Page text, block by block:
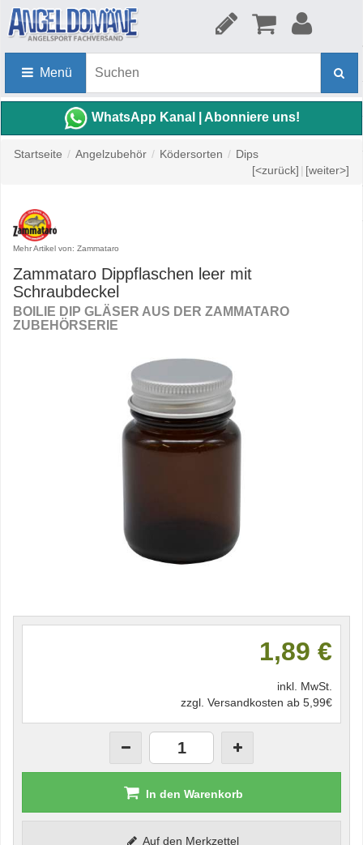
Menü
WhatsApp Kanal | Abonniere uns!
Startseite / Angelzubehör / Ködersorten / Dips
[<zurück] | [weiter>]
Mehr Artikel von: Zammataro
Zammataro Dippflaschen leer mit
Schraubdeckel
BOILIE DIP GLÄSER AUS DER ZAMMATARO
ZUBEHÖRSERIE
1,89 €
inkl. MwSt.
zzgl. Versandkosten ab 5,99€
In den Warenkorb
Auf den Merkzettel